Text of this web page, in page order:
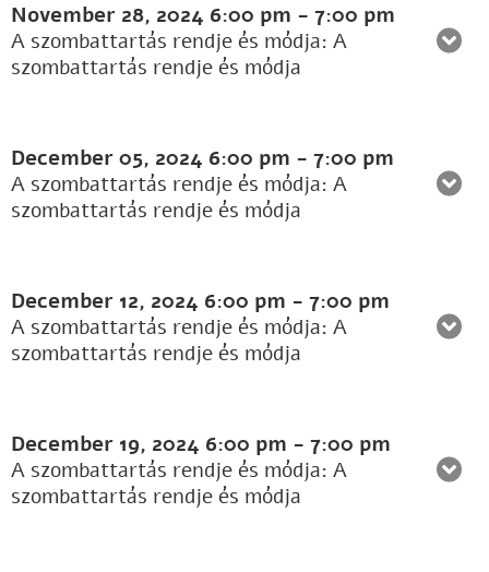
November 28, 2024 6:00 pm - 7:00 pm
A szombattartás rendje és módja: A
szombattartás rendje és módja
December 05, 2024 6:00 pm - 7:00 pm
A szombattartás rendje és módja: A
szombattartás rendje és módja
December 12, 2024 6:00 pm - 7:00 pm
A szombattartás rendje és módja: A
szombattartás rendje és módja
December 19, 2024 6:00 pm - 7:00 pm
A szombattartás rendje és módja: A
szombattartás rendje és módja